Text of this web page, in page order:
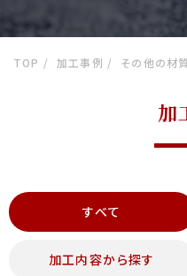
TOP 加工事例 その他の材
加
すべて
加工内容から探す